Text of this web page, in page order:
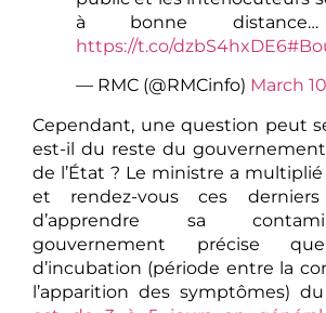
à bonne
https://t.co/dzbS4hxDE6
— RMC (@RMCinfo) March
Cependant, une question peut
est-il du reste du
de l’État ? Le ministre a
et rendez-vous ces
d’apprendre sa
gouvernement précise
d’incubation (période entre la
l’apparition des symptômes)